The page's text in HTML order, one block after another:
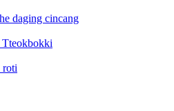
daging cincang
roti